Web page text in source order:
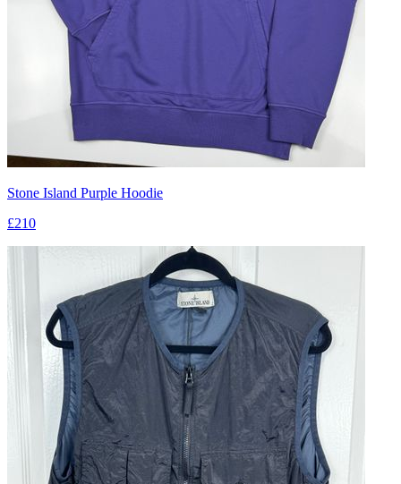
Stone Island Purple Hoodie
£210